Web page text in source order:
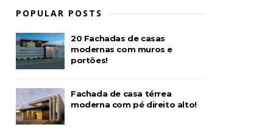
POPULAR POSTS
20 Fachadas de casas
modernas com muros e
portões!
Fachada de casa térrea
moderna com pé direito alto!